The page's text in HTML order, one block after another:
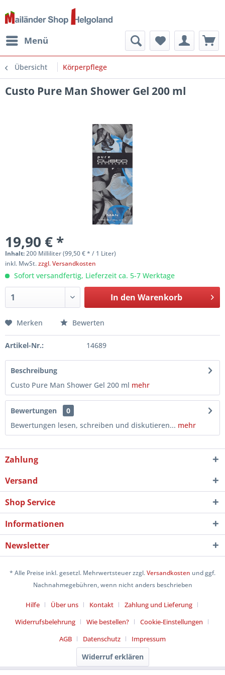
Menü
Übersicht Körperpflege
Custo Pure Man Shower Gel 200 ml
19,90 € *
Inhalt:200 Milliliter (99,50 € * / 1 Liter)
inkl. MwSt.zzgl. Versandkosten
Sofort versandfertig, Lieferzeit ca. 5-7 Werktage
In den Warenkorb
Merken Bewerten
Artikel-Nr.: 14689
Beschreibung
Custo Pure Man Shower Gel 200 ml mehr
Bewertungen
0
Bewertungen lesen, schreiben und diskutieren... mehr
Zahlung
Versand
Shop Service
Informationen
Newsletter
* Alle Preise inkl. gesetzl. Mehrwertsteuer zzgl.Versandkosten und ggf.
Nachnahmegebühren, wenn nicht anders beschrieben
Hilfe Über uns Kontakt
Zahlung und Lieferung
Widerrufsbelehrung
Wie bestellen?
Cookie-Einstellungen
AGB
Datenschutz Impressum
Widerruf erklären